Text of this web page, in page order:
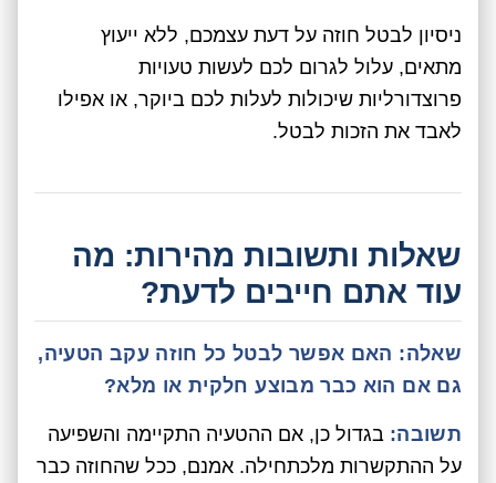
ניסיון לבטל חוזה על דעת עצמכם, ללא ייעוץ
מתאים, עלול לגרום לכם לעשות טעויות
פרוצדורליות שיכולות לעלות לכם ביוקר, או אפילו
לאבד את הזכות לבטל.
שאלות ותשובות מהירות: מה
עוד אתם חייבים לדעת?
שאלה: האם אפשר לבטל כל חוזה עקב הטעיה,
גם אם הוא כבר מבוצע חלקית או מלא?
תשובה: בגדול כן, אם ההטעיה התקיימה והשפיעה
על ההתקשרות מלכתחילה. אמנם, ככל שהחוזה כבר